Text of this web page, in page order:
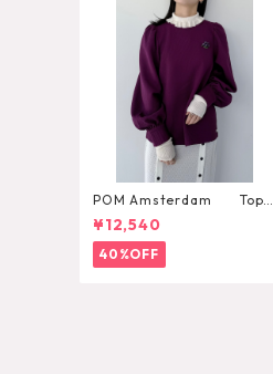
POM Amsterdam Top K
ae Pulm
¥12,540
40%OFF